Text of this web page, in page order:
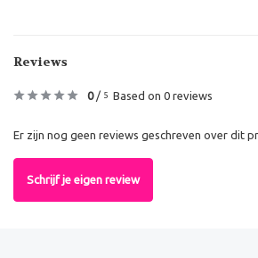
Reviews
0/ 5 Based on 0 reviews
Er zijn nog geen reviews geschreven over dit
Schrijf je eigen review